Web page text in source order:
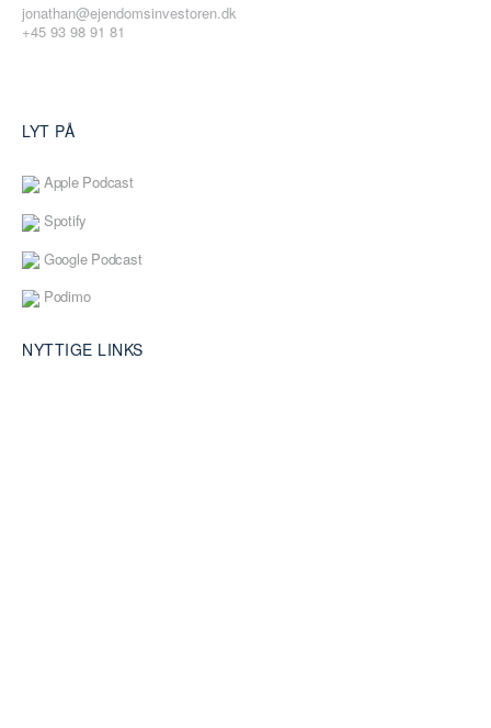
jonathan@ejendomsinvestoren.dk
+45 93 98 91 81
LYT PÅ
Apple Podcast
Spotify
Google Podcast
Podimo
NYTTIGE LINKS